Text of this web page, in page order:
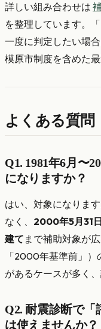
詳しい組み合わせは
を整理しています。
一度に判定したい場
模原市制度を含めた
よくある質問
Q1. 1981年6月〜
になりますか？
はい、対象になりま
なく、 2000年5月31
建て まで補助対象が
「2000年基準前」
があるケースが多く
Q2. 耐震診断で「
は使えませんか？